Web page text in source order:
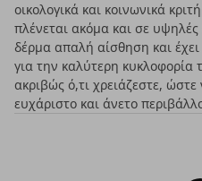
οικολογικά και κοινωνικά
πλένεται ακόμα και σε
δέρμα απαλή αίσθηση και
για την καλύτερη κυκλοφορία
ακριβώς ό,τι χρειάζεστε,
ευχάριστο και άνετο